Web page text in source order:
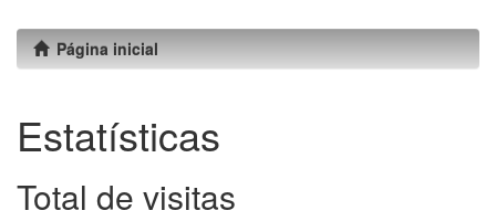
Página inicial
Estatísticas
Total de visitas